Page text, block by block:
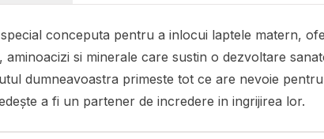
conceputa pentru a inlocui laptele matern,
si minerale care sustin o dezvoltare
dumneavoastra primeste tot ce are nevoie
a fi un partener de incredere in ingrijirea lor.